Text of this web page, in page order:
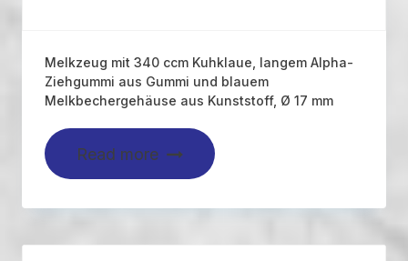
Melkzeug mit 340 ccm Kuhklaue, langem Alpha-
Ziehgummi aus Gummi und blauem
Melkbechergehäuse aus Kunststoff, Ø 17 mm
Read more